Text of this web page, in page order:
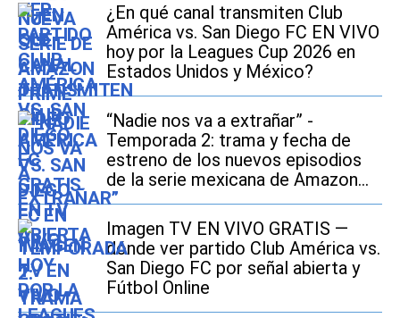
¿En qué canal transmiten Club
América vs. San Diego FC EN VIVO
hoy por la Leagues Cup 2026 en
Estados Unidos y México?
“Nadie nos va a extrañar” -
Temporada 2: trama y fecha de
estreno de los nuevos episodios
de la serie mexicana de Amazon
Prime Video
Imagen TV EN VIVO GRATIS —
dónde ver partido Club América vs.
San Diego FC por señal abierta y
Fútbol Online